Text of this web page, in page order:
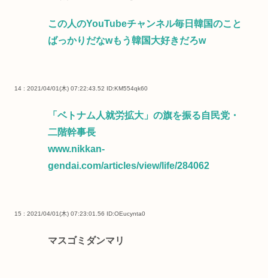
この人のYouTubeチャンネル毎日韓国のこと
ばっかりだなwもう韓国大好きだろw
14 : 2021/04/01(木) 07:22:43.52 ID:KM554qk60
「ベトナム人就労拡大」の旗を振る自民党・
二階幹事長
www.nikkan-
gendai.com/articles/view/life/284062
15 : 2021/04/01(木) 07:23:01.56 ID:OEucynta0
マスゴミダンマリ